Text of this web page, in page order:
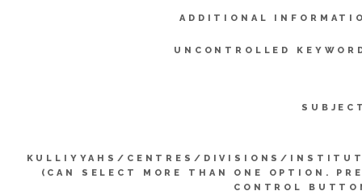
ADDITIONAL
UNCONTROLLED
KULLIYYAHS/CENTRES/DIVISIONS/
(CAN SELECT MORE THAN ONE OPTION.
CONTROL